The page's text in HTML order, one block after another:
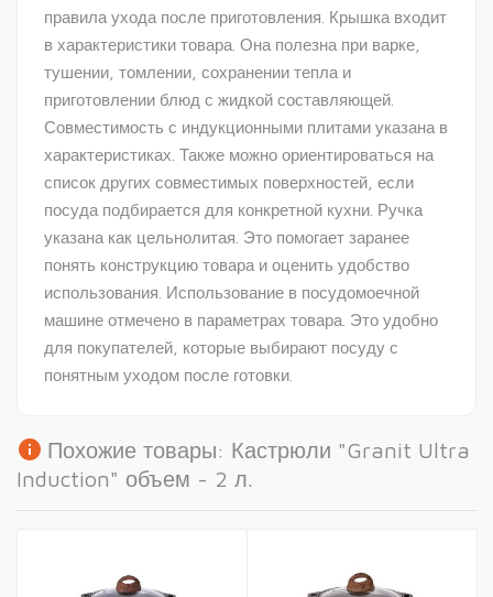
правила ухода после приготовления. Крышка входит
в характеристики товара. Она полезна при варке,
тушении, томлении, сохранении тепла и
приготовлении блюд с жидкой составляющей.
Совместимость с индукционными плитами указана в
характеристиках. Также можно ориентироваться на
список других совместимых поверхностей, если
посуда подбирается для конкретной кухни. Ручка
указана как цельнолитая. Это помогает заранее
понять конструкцию товара и оценить удобство
использования. Использование в посудомоечной
машине отмечено в параметрах товара. Это удобно
для покупателей, которые выбирают посуду с
понятным уходом после готовки.
info Похожие товары: Кастрюли "Granit Ultra
Induction" объем - 2 л.